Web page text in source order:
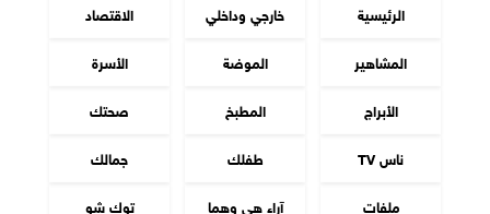
الرئيسية خارجي وداخلي
الاقتصاد
المشاهير
الموضة
الأسرة
الأبراج
المطبخ
صحتك
ناس TV
طفلك
جمالك
ملفات
آراء هي وهما توك شو